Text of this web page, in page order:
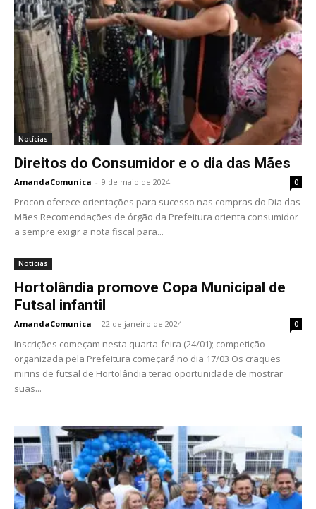
Notícias
Direitos do Consumidor e o dia das Mães
AmandaComunica - 9 de maio de 2024 0
Procon oferece orientações para sucesso nas compras do Dia das
Mães Recomendações de órgão da Prefeitura orienta consumidor
a sempre exigir a nota fiscal para...
Notícias
Hortolândia promove Copa Municipal de
Futsal infantil
AmandaComunica - 22 de janeiro de 2024 0
Inscrições começam nesta quarta-feira (24/01); competição
organizada pela Prefeitura começará no dia 17/03 Os craques
mirins de futsal de Hortolândia terão oportunidade de mostrar
suas...